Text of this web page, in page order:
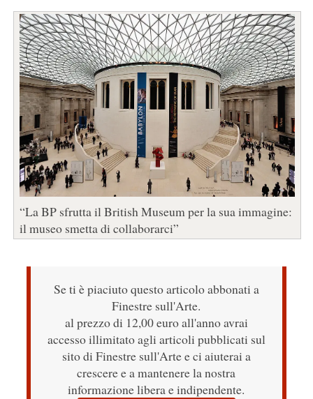
“La BP sfrutta il British Museum per la sua immagine:
il museo smetta di collaborarci”
Se ti è piaciuto questo articolo abbonati a
Finestre sull'Arte.
al prezzo di 12,00 euro all'anno avrai
accesso illimitato agli articoli pubblicati sul
sito di Finestre sull'Arte e ci aiuterai a
crescere e a mantenere la nostra
informazione libera e indipendente.